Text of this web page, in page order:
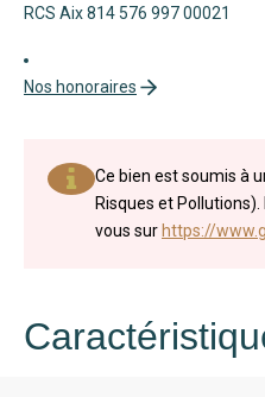
RCS Aix 814 576 997 00021
Nos honoraires
Ce bien est soumis à
Risques et
vous surhttps://